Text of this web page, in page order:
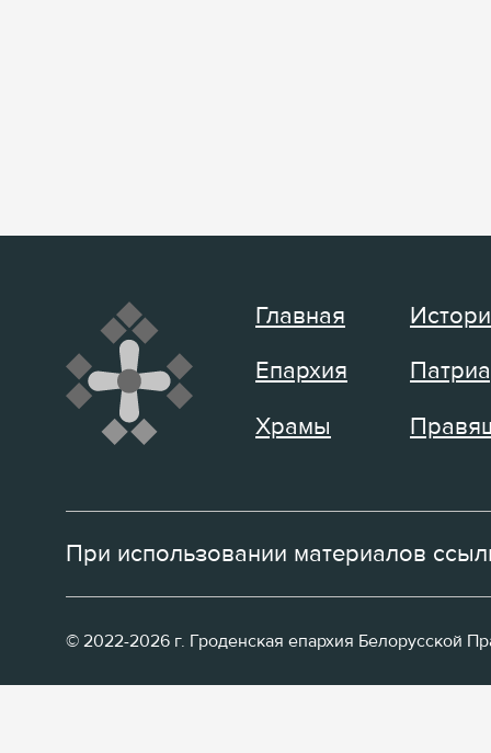
Главная
Епархия
Храмы
При использовании материалов
© 2022-2026 г. Гроденская епархия Белорусской